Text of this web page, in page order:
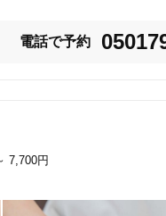
づいた、質の高い施術を求め
対応いたします。宵の口
ださい。
電話で予約
7,700円